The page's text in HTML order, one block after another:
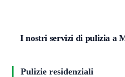
I nostri servizi di pulizia a
Pulizie residenziali